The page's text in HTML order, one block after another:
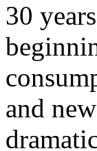
30
and